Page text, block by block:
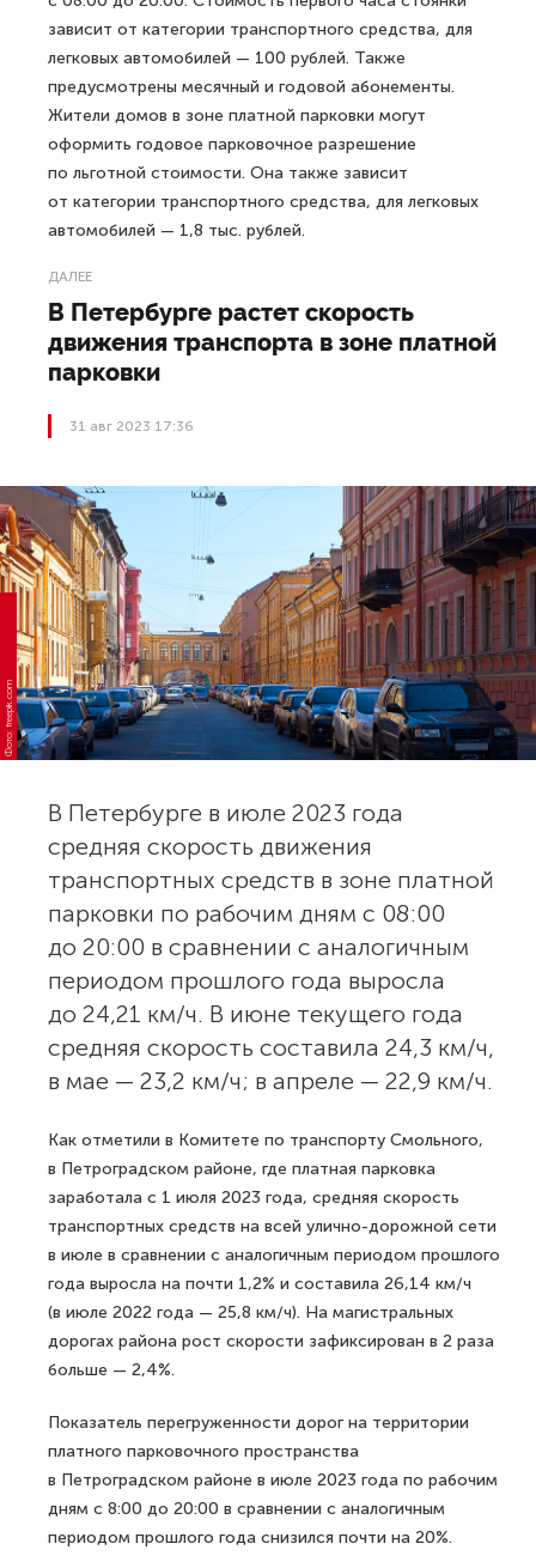
зависит от категории транспортного средства, для
легковых автомобилей — 100 рублей. Также
предусмотрены месячный и годовой абонементы.
Жители домов в зоне платной парковки могут
оформить годовое парковочное разрешение
по льготной стоимости. Она также зависит
от категории транспортного средства, для легковых
автомобилей — 1,8 тыс. рублей.
ДАЛЕЕ
В Петербурге растет скорость
движения транспорта в зоне платной
парковки
31 авг 2023 17:36
Фото: freepik.com
В Петербурге в июле 2023 года
средняя скорость движения
транспортных средств в зоне платной
парковки по рабочим дням с 08:00
до 20:00 в сравнении с аналогичным
периодом прошлого года выросла
до 24,21 км/ч. В июне текущего года
средняя скорость составила 24,3 км/ч,
в мае — 23,2 км/ч; в апреле — 22,9 км/ч.
Как отметили в Комитете по транспорту Смольного,
в Петроградском районе, где платная парковка
заработала с 1 июля 2023 года, средняя скорость
транспортных средств на всей улично-дорожной сети
в июле в сравнении с аналогичным периодом прошлого
года выросла на почти 1,2% и составила 26,14 км/ч
(в июле 2022 года — 25,8 км/ч). На магистральных
дорогах района рост скорости зафиксирован в 2 раза
больше — 2,4%.
Показатель перегруженности дорог на территории
платного парковочного пространства
в Петроградском районе в июле 2023 года по рабочим
дням с 8:00 до 20:00 в сравнении с аналогичным
периодом прошлого года снизился почти на 20%.